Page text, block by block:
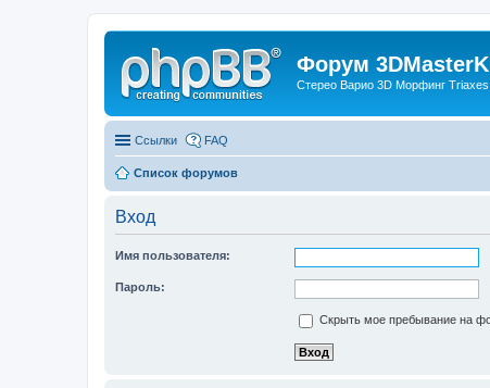
Форум
Стерео Варио 3D Морфинг
Ссылки FAQ
Список форумов
Вход
Имя пользователя:
Пароль:
Скрыть мое пребывание на